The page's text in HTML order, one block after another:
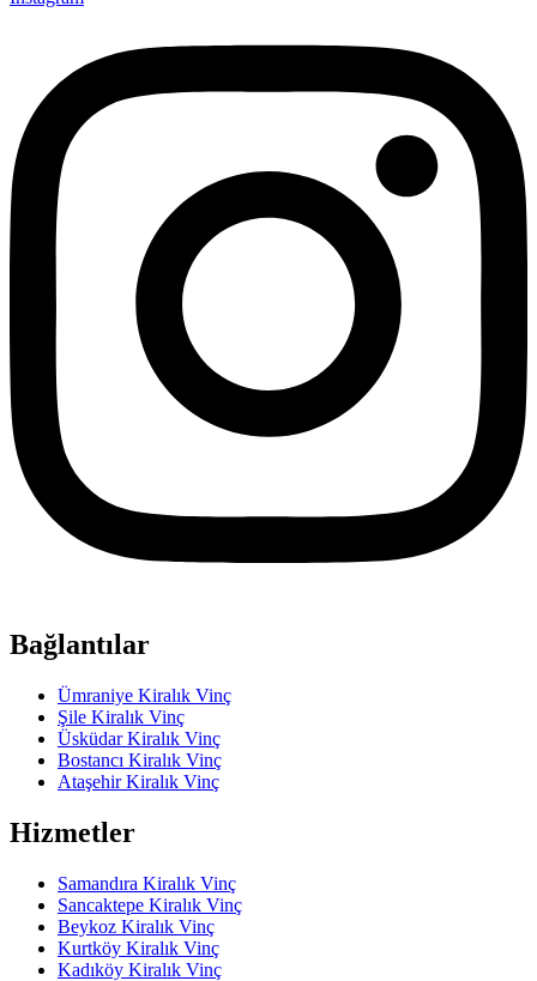
Bağlantılar
Ümraniye Kiralık Vinç
Şile Kiralık Vinç
Üsküdar Kiralık Vinç
Bostancı Kiralık Vinç
Ataşehir Kiralık Vinç
Hizmetler
Samandıra Kiralık Vinç
Sancaktepe Kiralık Vinç
Beykoz Kiralık Vinç
Kurtköy Kiralık Vinç
Kadıköy Kiralık Vinç